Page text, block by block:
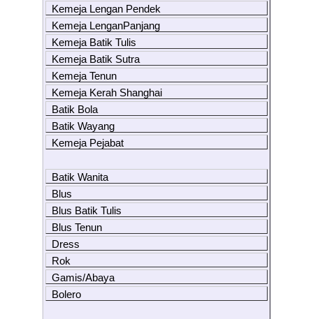
Kemeja Lengan Pendek
Kemeja LenganPanjang
Kemeja Batik Tulis
Kemeja Batik Sutra
Kemeja Tenun
Kemeja Kerah Shanghai
Batik Bola
Batik Wayang
Kemeja Pejabat
Batik Wanita
Blus
Blus Batik Tulis
Blus Tenun
Dress
Rok
Gamis/Abaya
Bolero